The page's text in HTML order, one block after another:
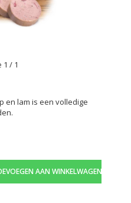
1 / 1
en lam is een volledige
AAN WINKELWAGEN